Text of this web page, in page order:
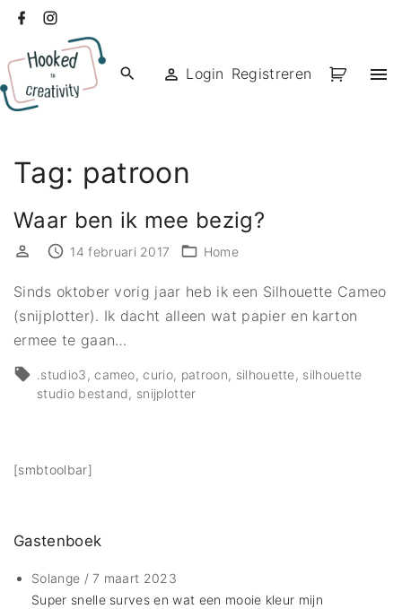
de
inhoud
facebook
Login Registreren
Tag: patroon
Waar ben ik mee bezig?
14 februari 2017 Home
Sinds oktober vorig jaar heb ik een Silhouette Cameo
(snijplotter). Ik dacht alleen wat papier en karton
ermee te gaan…
.studio3 cameo curio patroon silhouette silhouette
studio bestand
snijplotter
[smbtoolbar]
Gastenboek
Solange /7 maart 2023
Super snelle surves en wat een mooie kleur mijn